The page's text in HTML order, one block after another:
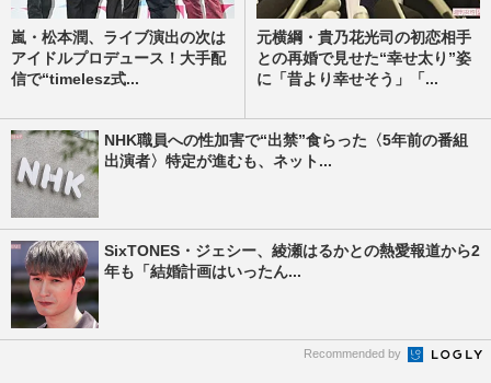
嵐・松本潤、ライブ演出の次は
アイドルプロデュース！大手配
信で“timelesz式...
元横綱・貴乃花光司の初恋相手
との再婚で見せた“幸せ太り”姿
に「昔より幸せそう」「...
NHK職員への性加害で“出禁”食らった〈5年前の番組
出演者〉特定が進むも、ネット...
SixTONES・ジェシー、綾瀬はるかとの熱愛報道から2
年も「結婚計画はいったん...
Recommended by